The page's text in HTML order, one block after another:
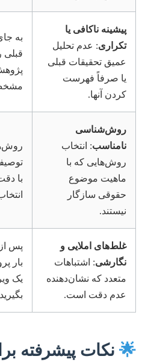
پیشینه ناکافی یا
تکراری: عدم تحلیل
عمیق تحقیقات قبلی
یا صرفاً فهرست
کردن آنها.
به
قبلی
روش‌شناسی
نامناسب: انتخاب
روش‌هایی که با
ماهیت موضوع
حقوقی سازگار
نیستند.
با
غلط‌های املایی و
نگارشی: اشتباهات
متعدد که نشان‌دهنده
عدم دقت است.
پس
بار
یک
🌟 نکات پیشرفته